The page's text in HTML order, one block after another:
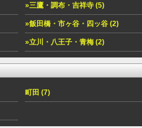
»三鷹・調布・吉祥寺 (5)
»飯田橋・市ヶ谷・四ッ谷 (2)
»立川・八王子・青梅 (2)
町田 (7)